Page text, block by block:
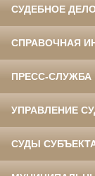
СУДЕБНОЕ
СПРАВОЧНАЯ
ПРЕСС-СЛУЖБА
УПРАВЛЕНИЕ
СУДЫ